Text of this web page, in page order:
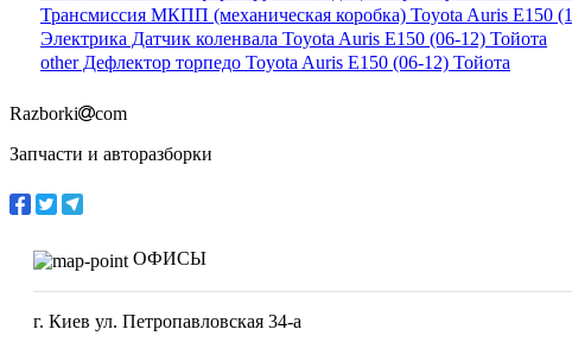
Трансмиссия МКПП (механическая коробка) Toyota Auris E150
Электрика Датчик коленвала Toyota Auris E150 (06-12) Тойота
other Дефлектор торпедо Toyota Auris E150 (06-12) Тойота
Razborki
com
Запчасти и авторазборки
ОФИСЫ
г. Киев ул. Петропавловская 34-а